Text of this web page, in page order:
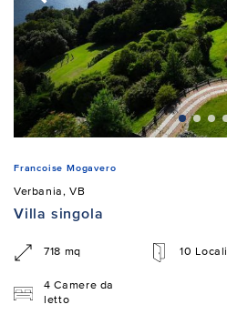
Francoise Mogavero
Verbania, VB
Villa singola
718 mq 10 Locali
4 Camere da
letto